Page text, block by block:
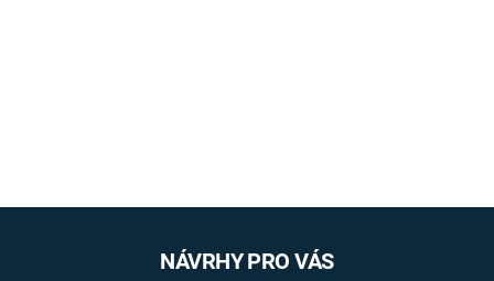
NÁVRHY PRO VÁS